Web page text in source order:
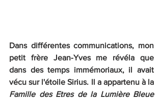
Dans différentes communications, mon
petit frère Jean-Yves me révéla que
dans des temps immémoriaux, il avait
Famille des Etres de la Lumière Bleue